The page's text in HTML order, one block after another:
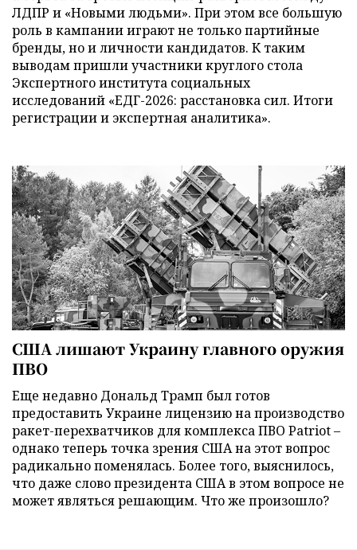
ЛДПР и «Новыми людьми». При этом все большую
роль в кампании играют не только партийные
бренды, но и личности кандидатов. К таким
выводам пришли участники круглого стола
Экспертного института социальных
исследований «ЕДГ-2026: расстановка сил. Итоги
регистрации и экспертная аналитика».
США лишают Украину главного оружия
ПВО
Еще недавно Дональд Трамп был готов
предоставить Украине лицензию на производство
ракет-перехватчиков для комплекса ПВО Patriot –
однако теперь точка зрения США на этот вопрос
радикально поменялась. Более того, выяснилось,
что даже слово президента США в этом вопросе не
может являться решающим. Что же произошло?